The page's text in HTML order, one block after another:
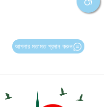
আপনার মতামত প্রদান করুন